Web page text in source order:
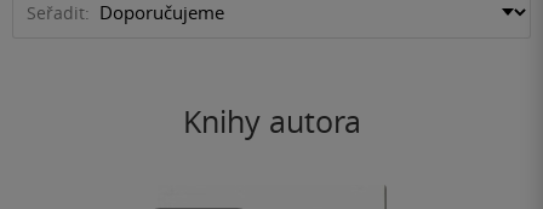
Seřadit:
Knihy autora